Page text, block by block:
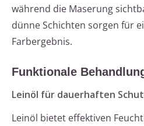
während die Maserung
dünne Schichten sorgen für
Farbergebnis.
Funktionale
Leinöl für dauerhaften
Leinöl bietet effektiven